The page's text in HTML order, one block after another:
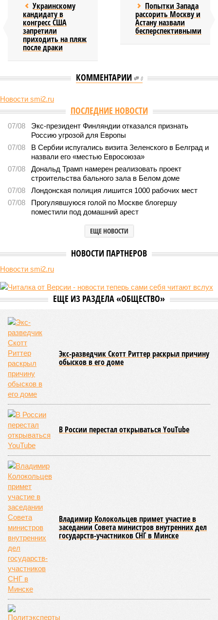
Украинскому
кандидату в
конгресс США
запретили
приходить на пляж
после драки
Попытки Запада
рассорить Москву и
Астану назвали
бесперспективными
КОММЕНТАРИИ 0
Новости smi2.ru
ПОСЛЕДНИЕ НОВОСТИ
07/08
Экс-президент Финляндии отказался признать
Россию угрозой для Европы
07/08
В Сербии испугались визита Зеленского в Белград и
назвали его «местью Евросоюза»
07/08
Дональд Трамп намерен реализовать проект
строительства бального зала в Белом доме
07/08
Лондонская полиция лишится 1000 рабочих мест
07/08
Прогулявшуюся голой по Москве блогершу
поместили под домашний арест
ЕЩЕ НОВОСТИ
НОВОСТИ ПАРТНЕРОВ
Новости smi2.ru
ЕЩЕ ИЗ РАЗДЕЛА «ОБЩЕСТВО»
Экс-разведчик Скотт Риттер раскрыл причину
обысков в его доме
В России перестал открываться YouTube
Владимир Колокольцев примет участие в
заседании Совета министров внутренних дел
государств-участников СНГ в Минске